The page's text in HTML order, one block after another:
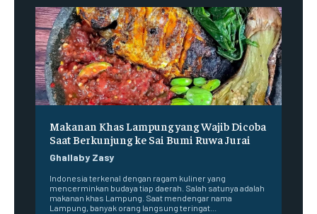
Makanan Khas Lampung yang Wajib Dicoba
Saat Berkunjung ke Sai Bumi Ruwa Jurai
Ghallaby Zasy
Indonesia terkenal dengan ragam kuliner yang
mencerminkan budaya tiap daerah. Salah satunya adalah
makanan khas Lampung. Saat mendengar nama
Lampung, banyak orang langsung teringat...